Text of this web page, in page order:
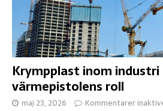
Krympplast inom industri
värmepistolens roll
maj 23, 2026 Kommentarer